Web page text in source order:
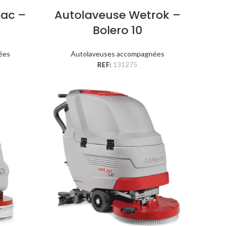
–
Autolaveuse Wetrok –
Bolero 10
Autolaveuses accompagnées
REF: 131275